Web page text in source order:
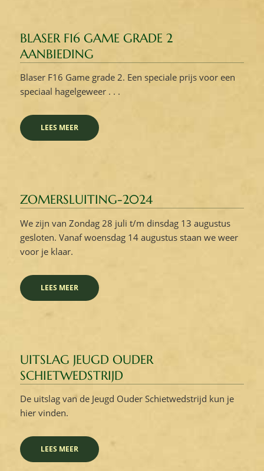
BLASER F16 GAME GRADE 2
AANBIEDING
Blaser F16 Game grade 2. Een speciale prijs voor een
speciaal hagelgeweer . . .
LEES MEER
ZOMERSLUITING-2024
We zijn van Zondag 28 juli t/m dinsdag 13 augustus
gesloten. Vanaf woensdag 14 augustus staan we weer
voor je klaar.
LEES MEER
UITSLAG JEUGD OUDER
SCHIETWEDSTRIJD
De uitslag van de Jeugd Ouder Schietwedstrijd kun je
hier vinden.
LEES MEER